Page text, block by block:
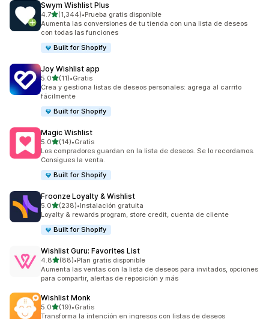
Swym Wishlist Plus
4.7de 5 estrellas
(1,344)
1344 reseñas en total
•Prueba gratis disponible
Aumenta las conversiones de tu tienda con una lista de deseos
con todas las funciones
Built for Shopify
Joy Wishlist app
5.0de 5 estrellas
(11)
11 reseñas en total
•Gratis
Crea y gestiona listas de deseos personales: agrega al carrito
fácilmente
Built for Shopify
Magic Wishlist
5.0de 5 estrellas
(14)
14 reseñas en total
•Gratis
Los compradores guardan en la lista de deseos. Se lo recordamos.
Consigues la venta.
Built for Shopify
Froonze Loyalty & Wishlist
5.0de 5 estrellas
(238)
238 reseñas en total
•Instalación gratuita
Loyalty & rewards program, store credit, cuenta de cliente
Built for Shopify
Wishlist Guru: Favorites List
4.8de 5 estrellas
(88)
88 reseñas en total
•Plan gratis disponible
Aumenta las ventas con la lista de deseos para invitados, opciones
para compartir, alertas de reposición y más
Wishlist Monk
5.0de 5 estrellas
(19)
19 reseñas en total
•Gratis
Transforma la intención en ingresos con listas de deseos